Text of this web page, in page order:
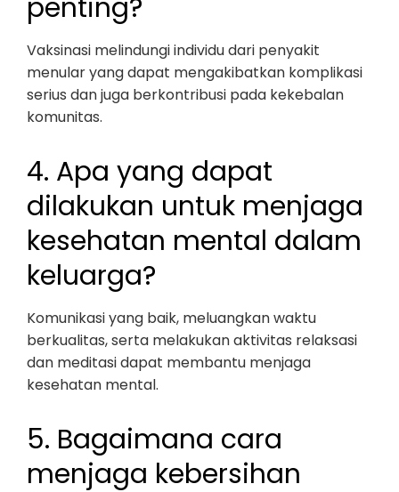
penting?
Vaksinasi melindungi individu dari penyakit
menular yang dapat mengakibatkan komplikasi
serius dan juga berkontribusi pada kekebalan
komunitas.
4. Apa yang dapat
dilakukan untuk menjaga
kesehatan mental dalam
keluarga?
Komunikasi yang baik, meluangkan waktu
berkualitas, serta melakukan aktivitas relaksasi
dan meditasi dapat membantu menjaga
kesehatan mental.
5. Bagaimana cara
menjaga kebersihan